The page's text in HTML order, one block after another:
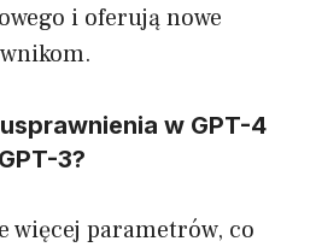
i oferują nowe
w GPT-4
3?
więcej parametrów, co